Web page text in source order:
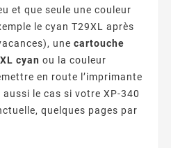
et que seule une couleur
le cyan T29XL après
une cartouche
cyan ou la couleur
en route l’imprimante
le cas si votre XP-340
quelques pages par